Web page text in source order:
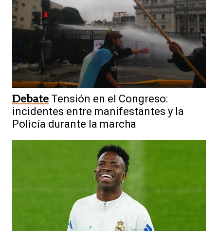
Debate Tensión en el Congreso:
incidentes entre manifestantes y la
Policía durante la marcha